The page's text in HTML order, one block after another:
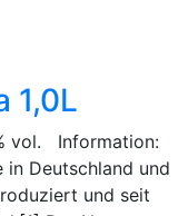
1,0L
vol. Information:
in Deutschland und
und seit